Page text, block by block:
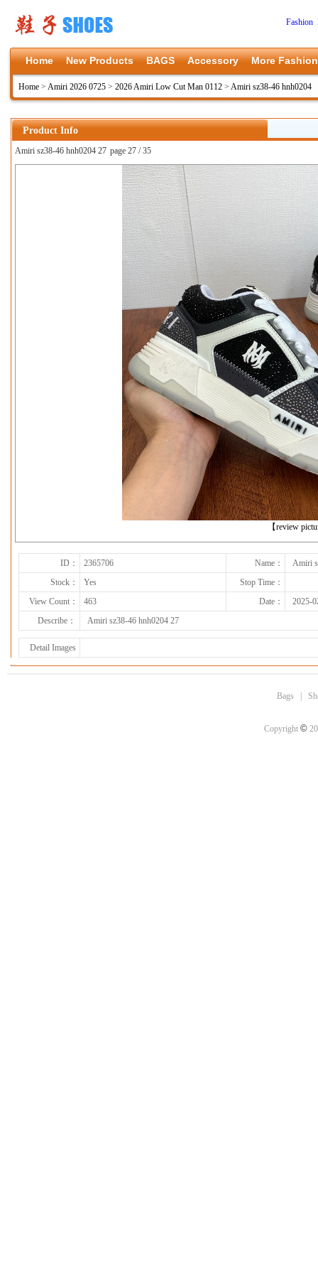
Fashion
Home New Products BAGS Accessory More Fashion
Home > Amiri 2026 0725 > 2026 Amiri Low Cut Man 0112 > Amiri sz38-46 hnh0204
Product Info
Amiri sz38-46 hnh0204 27 page 27 / 35
【review
上一张
下一张
ID： 2365706 Name：
Amiri
Stock：
Yes
Stop Time：
View Count：
463 Date：
2025-
Describe：
Amiri sz38-46 hnh0204 27
Detail Images
Bags
Copyright ©